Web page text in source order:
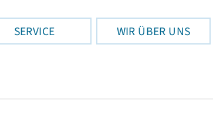
SERVICE WIR ÜBER UNS